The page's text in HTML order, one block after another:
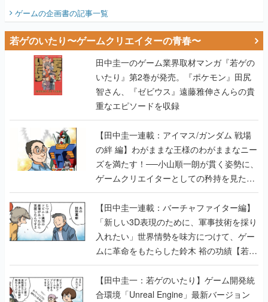
ビュー】
ゲームの企画書の記事一覧
若ゲのいたり〜ゲームクリエイターの青春〜
田中圭一のゲーム業界取材マンガ『若ゲの
いたり』第2巻が発売。『ポケモン』田尻
智さん、『ゼビウス』遠藤雅伸さんらの貴
重なエピソードを収録
【田中圭一連載：アイマス/ガンダム 戦場
の絆 編】わがままな王様のわがままなニー
ズを満たす！──小山順一朗が貫く姿勢に、
ゲームクリエイターとしての矜持を見た
【若ゲのいたり最終回】
【田中圭一連載：バーチャファイター編】
「新しい3D表現のために、軍事技術を採り
入れたい」世界情勢を味方につけて、ゲー
ムに革命をもたらした鈴木 裕の功績【若ゲ
のいたり】
【田中圭一：若ゲのいたり】ゲーム開発統
合環境「Unreal Engine」最新バージョン